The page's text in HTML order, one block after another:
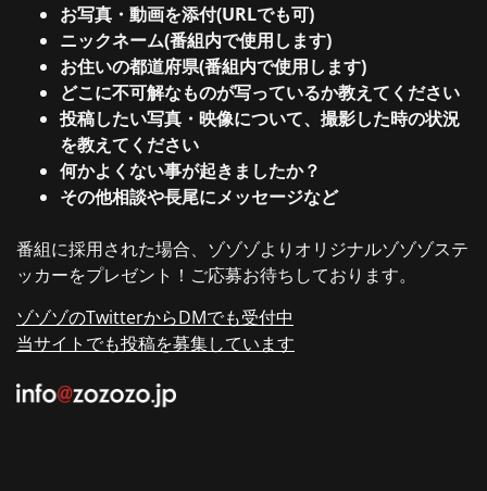
お写真・動画を添付(URLでも可)
ニックネーム(番組内で使用します)
お住いの都道府県(番組内で使用します)
どこに不可解なものが写っているか教えてください
投稿したい写真・映像について、撮影した時の状況
を教えてください
何かよくない事が起きましたか？
その他相談や長尾にメッセージなど
番組に採用された場合、ゾゾゾよりオリジナルゾゾゾステ
ッカーをプレゼント！ご応募お待ちしております。
ゾゾゾのTwitterからDMでも受付中
当サイトでも投稿を募集しています